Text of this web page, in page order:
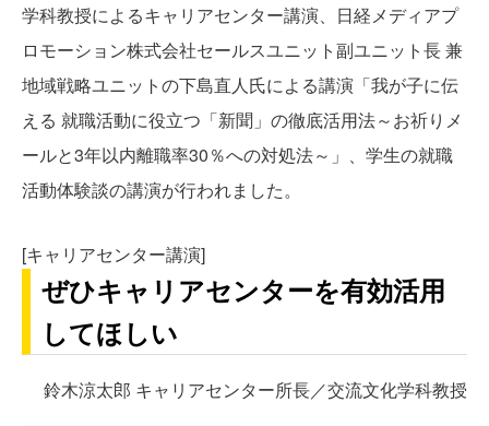
学科教授によるキャリアセンター講演、日経メディアプ
ロモーション株式会社セールスユニット副ユニット長 兼
地域戦略ユニットの下島直人氏による講演「我が子に伝
える 就職活動に役立つ「新聞」の徹底活用法～お祈りメ
ールと3年以内離職率30％への対処法～」、学生の就職
活動体験談の講演が行われました。
[キャリアセンター講演]
ぜひキャリアセンターを有効活用
してほしい
鈴木涼太郎 キャリアセンター所長／交流文化学科教授